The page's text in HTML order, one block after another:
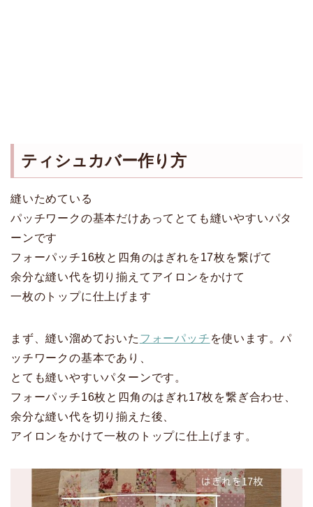
ティシュカバー作り方
縫いためている
パッチワークの基本だけあってとても縫いやすいパタ
ーンです
フォーパッチ16枚と四角のはぎれを17枚を繋げて
余分な縫い代を切り揃えてアイロンをかけて
一枚のトップに仕上げます
まず、縫い溜めておいた フォーパッチ を使います。パ
ッチワークの基本であり、
とても縫いやすいパターンです。
フォーパッチ16枚と四角のはぎれ17枚を繋ぎ合わせ、
余分な縫い代を切り揃えた後、
アイロンをかけて一枚のトップに仕上げます。